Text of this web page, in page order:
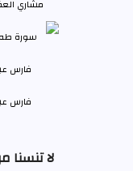
مشاري
فارس
لا